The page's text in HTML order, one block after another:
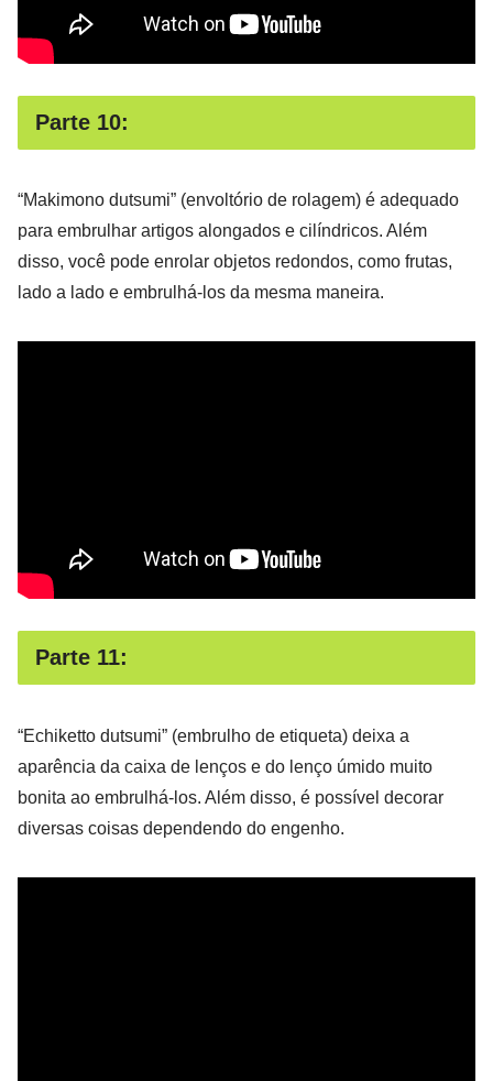
Parte 10:
“Makimono dutsumi” (envoltório de rolagem) é adequado
para embrulhar artigos alongados e cilíndricos. Além
disso, você pode enrolar objetos redondos, como frutas,
lado a lado e embrulhá-los da mesma maneira.
Parte 11:
“Echiketto dutsumi” (embrulho de etiqueta) deixa a
aparência da caixa de lenços e do lenço úmido muito
bonita ao embrulhá-los. Além disso, é possível decorar
diversas coisas dependendo do engenho.